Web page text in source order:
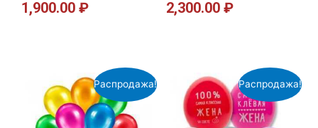
1,900.00 ₽
2,300.00 ₽
Распродажа! Распродажа!